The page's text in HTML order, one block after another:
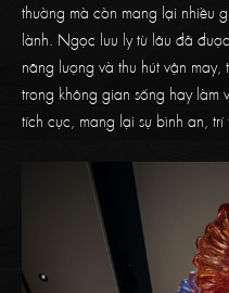
thường mà còn mang lại nhiều
lành. Ngọc lưu ly từ lâu đã
năng lượng và thu hút vận
trong không gian sống hay làm
tích cực, mang lại sự bình an,